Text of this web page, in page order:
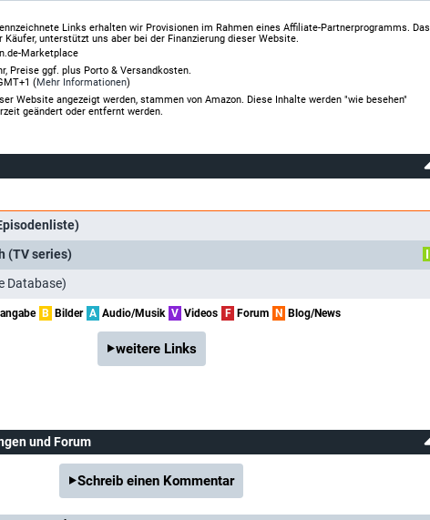
Links erhalten wir Provisionen im Rahmen eines Affiliate-Partnerprogramms. Das
unterstützt uns aber bei der Finanzierung dieser Website.
Marketplace
Preise ggf. plus Porto & Versandkosten.
(Mehr Informationen)
Website angezeigt werden, stammen von Amazon. Diese Inhalte werden "wie besehen"
geändert oder entfernt werden.
(TV series)
I
Database)
B Bilder A Audio/Musik V Videos F Forum N Blog/News
weitere Links
und Forum
Schreib einen Kommentar